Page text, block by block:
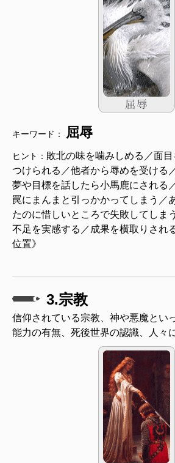
キーワード： 屈辱
ヒント： 敗北の味を噛みしめる／面
つけられる／他者から辱めを受ける
夢や目標を話したら小馬鹿にされる
罠にまんまと引っかかってしまう／
たのに惜しいところで失敗してしま
不足を実感する／成果を横取りされ
位置》
3.宗教
信仰されている宗教、神や悪魔とい
能力の有無、死後世界の認識、人々